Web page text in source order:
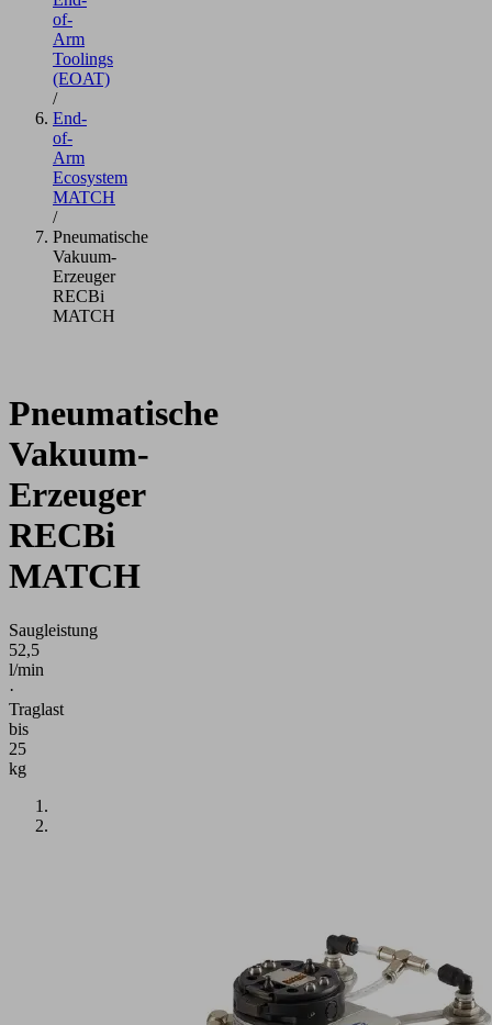
of-
Arm
Toolings
(EOAT)
/
End-
of-
Arm
Ecosystem
MATCH
/
Pneumatische
Vakuum-
Erzeuger
RECBi
MATCH
Pneumatische
Vakuum-
Erzeuger
RECBi
MATCH
Saugleistung
52,5
l/min
·
Traglast
bis
25
kg